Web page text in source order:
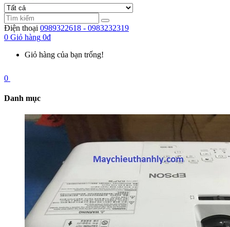
Điện thoại 0989322618 - 0983232319
0 Giỏ hàng 0đ
Giỏ hàng của bạn trống!
0
Danh mục